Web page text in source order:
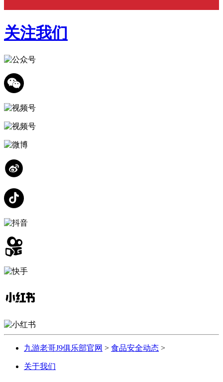
关注我们
九游老哥J9俱乐部官网 > 食品安全动态 >
关于我们